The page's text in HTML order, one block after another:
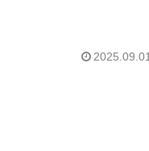
2025.09.01